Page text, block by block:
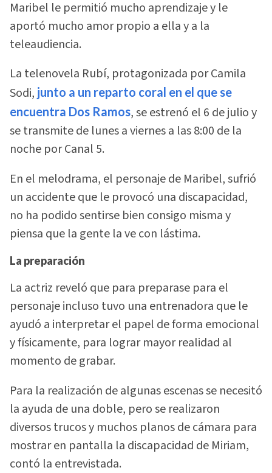
Maribel le permitió mucho aprendizaje y le
aportó mucho amor propio a ella y a la
teleaudiencia.
La telenovela Rubí, protagonizada por Camila
Sodi, junto a un reparto coral en el que se
encuentra Dos Ramos, se estrenó el 6 de julio y
se transmite de lunes a viernes a las 8:00 de la
noche por Canal 5.
En el melodrama, el personaje de Maribel, sufrió
un accidente que le provocó una discapacidad,
no ha podido sentirse bien consigo misma y
piensa que la gente la ve con lástima.
La preparación
La actriz reveló que para preparase para el
personaje incluso tuvo una entrenadora que le
ayudó a interpretar el papel de forma emocional
y físicamente, para lograr mayor realidad al
momento de grabar.
Para la realización de algunas escenas se necesitó
la ayuda de una doble, pero se realizaron
diversos trucos y muchos planos de cámara para
mostrar en pantalla la discapacidad de Miriam,
contó la entrevistada.